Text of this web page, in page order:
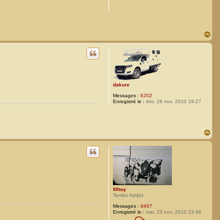
a
u
dakure
Messages : 6202
Enregistré le : dim. 28 nov. 2010 19:27
a
u
fifitoy
Tembo Addict
Messages : 9467
Enregistré le : mar. 23 nov. 2010 23:46